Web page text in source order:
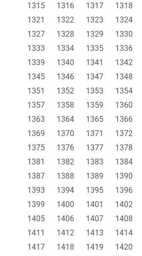
1315
1316 1317 1318
1321
1322 1323 1324
1327
1328 1329 1330
1333
1334 1335 1336
1339
1340 1341 1342
1345
1346 1347 1348
1351
1352 1353 1354
1357
1358 1359 1360
1363
1364 1365 1366
1369
1370 1371 1372
1375
1376 1377 1378
1381
1382 1383 1384
1387
1388 1389 1390
1393
1394 1395 1396
1399
1400 1401 1402
1405
1406 1407 1408
1411
1412 1413 1414
1417
1418 1419 1420